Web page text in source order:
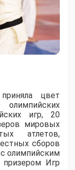
цвет
игр, 20
мировых
атлетов,
сборов
олимпийским
Игр